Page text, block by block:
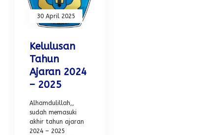
30 April 2025
Kelulusan
Tahun
Ajaran 2024
– 2025
Alhamdulillah,,
sudah memasuki
akhir tahun ajaran
2024 – 2025